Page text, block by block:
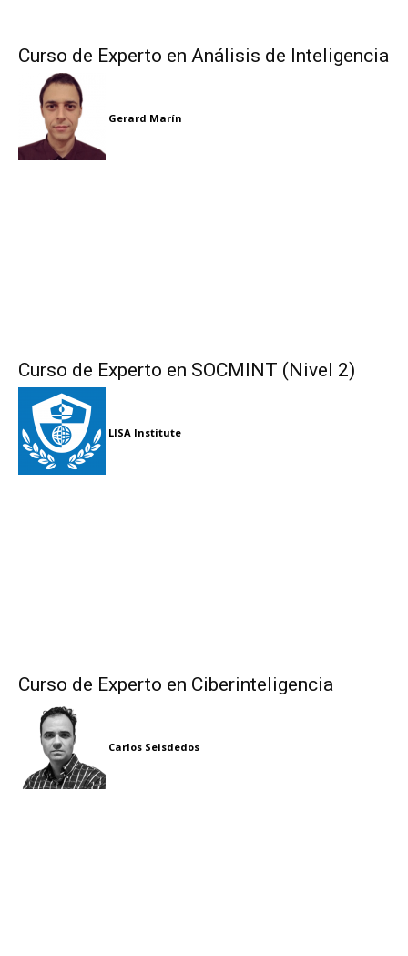
Curso de Experto en Análisis de Inteligencia
Gerard Marín
Curso de Experto en SOCMINT (Nivel 2)
LISA Institute
Curso de Experto en Ciberinteligencia
Carlos Seisdedos